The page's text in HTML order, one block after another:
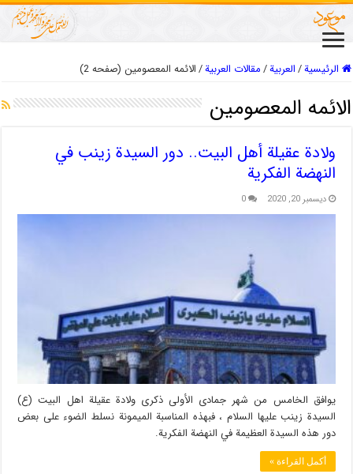
الرئيسية/العربیة/مقالات العربیة/الائمه المعصومين (صفحه 2)
الائمه المعصومين
ولادة عقيلة أهل البيت.. دور السيدة زينب في
النهضة الفكرية
ديسمبر 20, 2020 0
یوافق الخامس من شهر جمادى الأولى ذكرى ولادة عقيلة اهل البيت (ع)
السيدة زينب عليها السلام ، فبهذه المناسبة الميمونة نسلط الضوء على بعض
دور هذه السيدة العظيمة في النهضة الفكرية.
أكمل القراءة »